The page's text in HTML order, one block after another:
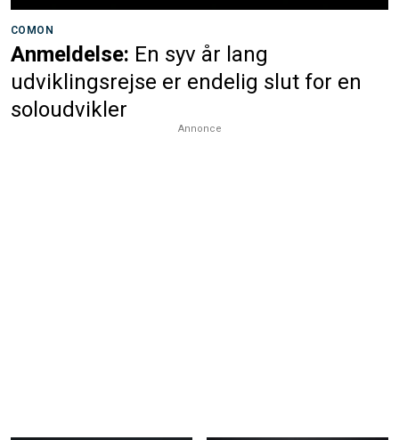
COMON
Anmeldelse: En syv år lang
udviklingsrejse er endelig slut for en
soloudvikler
Annonce